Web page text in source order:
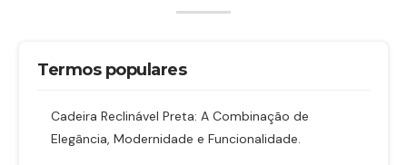
Termos populares
Cadeira Reclinável Preta: A Combinação de
Elegância, Modernidade e Funcionalidade.